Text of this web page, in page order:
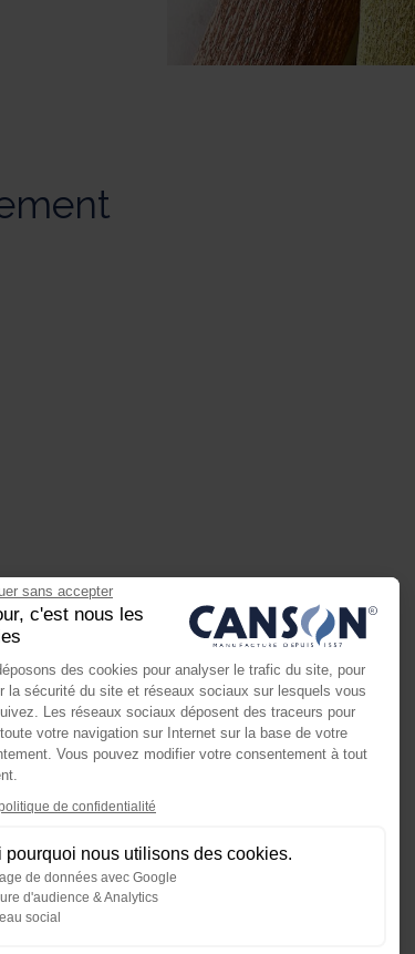
sans accepter
c'est nous les
des cookies pour analyser le trafic du site, pour
la sécurité du site et réseaux sociaux sur lesquels vous
Les réseaux sociaux déposent des traceurs pour
votre navigation sur Internet sur la base de votre
Vous pouvez modifier votre consentement à tout
de confidentialité
pourquoi nous utilisons des cookies.
de données avec Google
d'audience & Analytics
social
Axeptio consent
Notre plateforme vous permet